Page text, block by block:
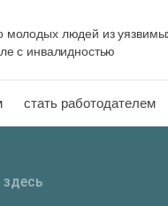
молодых людей из
с инвалидностью
стать работодателем